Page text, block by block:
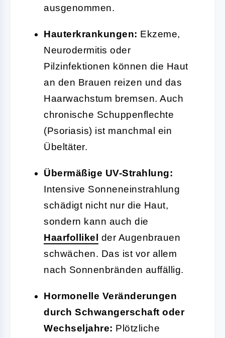
ausgenommen.
Hauterkrankungen: Ekzeme,
Neurodermitis oder
Pilzinfektionen können die Haut
an den Brauen reizen und das
Haarwachstum bremsen. Auch
chronische Schuppenflechte
(Psoriasis) ist manchmal ein
Übeltäter.
Übermäßige UV-Strahlung:
Intensive Sonneneinstrahlung
schädigt nicht nur die Haut,
sondern kann auch die
Haarfollikel der Augenbrauen
schwächen. Das ist vor allem
nach Sonnenbränden auffällig.
Hormonelle Veränderungen
durch Schwangerschaft oder
Wechseljahre: Plötzliche